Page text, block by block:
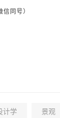
同号）
计学 景观